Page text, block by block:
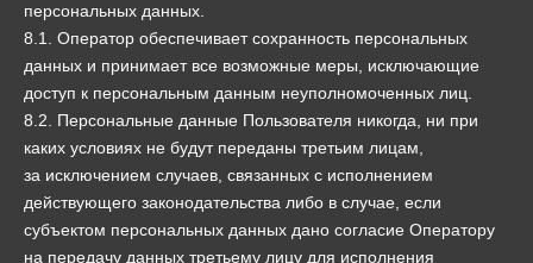
персональных данных.
8.1. Оператор обеспечивает сохранность персональных
данных и принимает все возможные меры, исключающие
доступ к персональным данным неуполномоченных лиц.
8.2. Персональные данные Пользователя никогда, ни при
каких условиях не будут переданы третьим лицам,
за исключением случаев, связанных с исполнением
действующего законодательства либо в случае, если
субъектом персональных данных дано согласие Оператору
на передачу данных третьему лицу для исполнения